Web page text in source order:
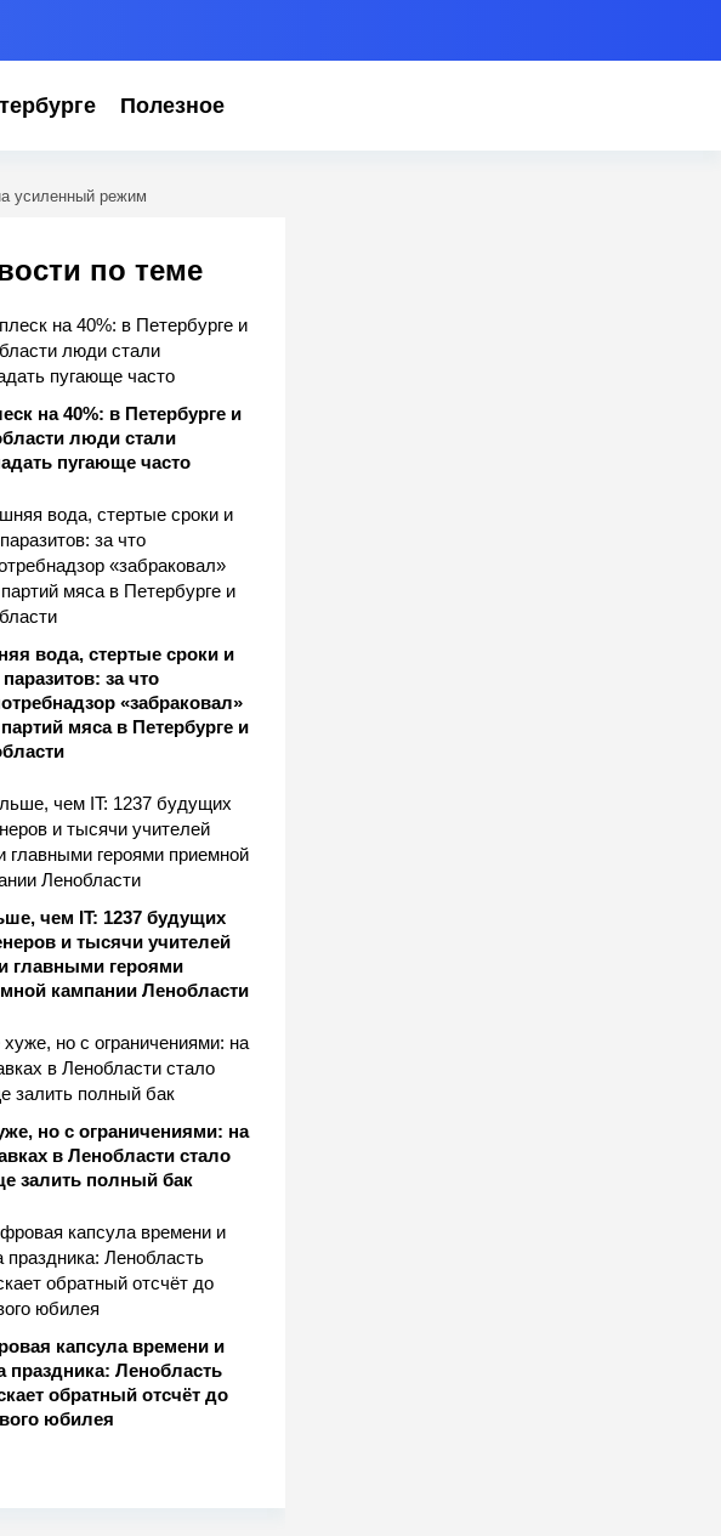
Полезное
усиленный режим
по теме
на 40%: в Петербурге и
люди стали
пугающе часто
вода, стертые сроки и
за что
«забраковал»
мяса в Петербурге и
чем IT: 1237 будущих
и тысячи учителей
главными героями
кампании Ленобласти
но с ограничениями: на
в Ленобласти стало
залить полный бак
капсула времени и
праздника: Ленобласть
обратный отсчёт до
юбилея